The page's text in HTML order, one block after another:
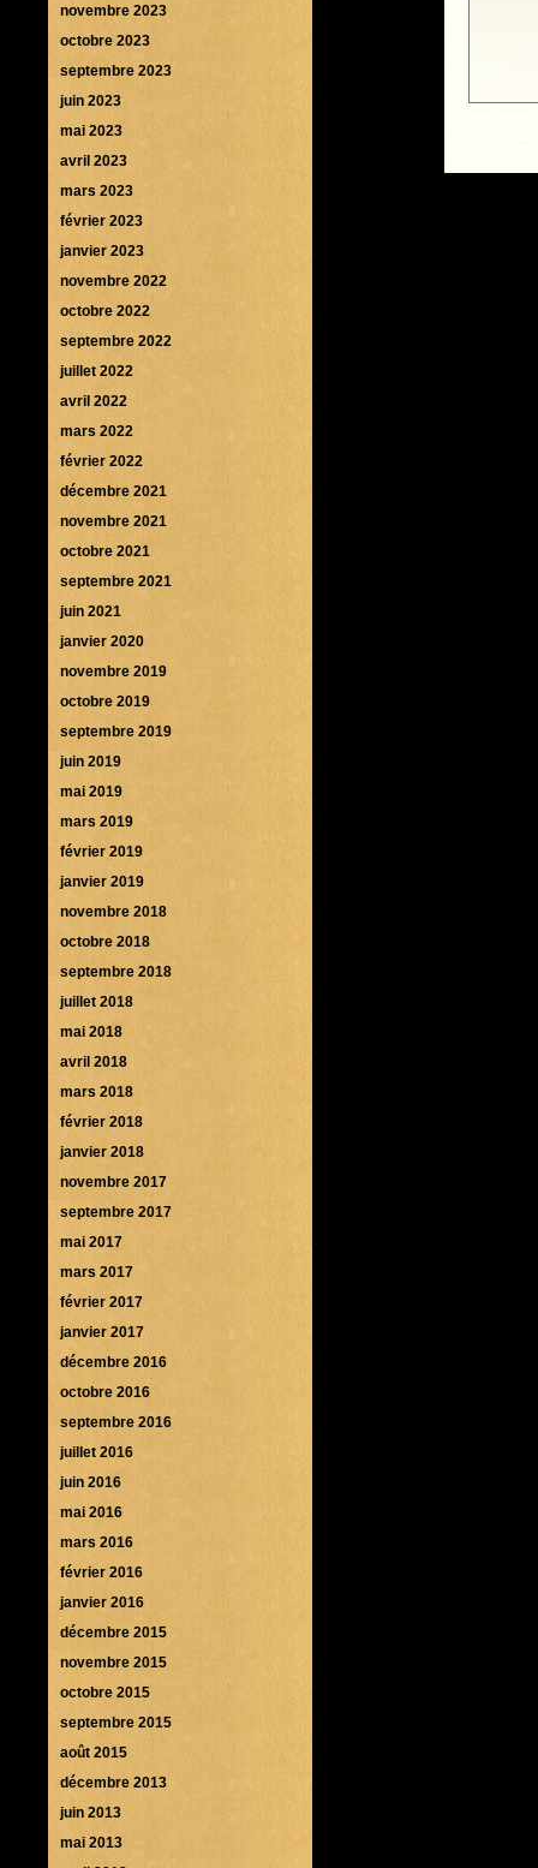
novembre 2023
octobre 2023
septembre 2023
juin 2023
mai 2023
avril 2023
mars 2023
février 2023
janvier 2023
novembre 2022
octobre 2022
septembre 2022
juillet 2022
avril 2022
mars 2022
février 2022
décembre 2021
novembre 2021
octobre 2021
septembre 2021
juin 2021
janvier 2020
novembre 2019
octobre 2019
septembre 2019
juin 2019
mai 2019
mars 2019
février 2019
janvier 2019
novembre 2018
octobre 2018
septembre 2018
juillet 2018
mai 2018
avril 2018
mars 2018
février 2018
janvier 2018
novembre 2017
septembre 2017
mai 2017
mars 2017
février 2017
janvier 2017
décembre 2016
octobre 2016
septembre 2016
juillet 2016
juin 2016
mai 2016
mars 2016
février 2016
janvier 2016
décembre 2015
novembre 2015
octobre 2015
septembre 2015
août 2015
décembre 2013
juin 2013
mai 2013